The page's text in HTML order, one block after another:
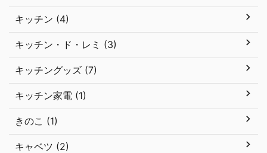
キッチン (4)
キッチン・ド・レミ (3)
キッチングッズ (7)
キッチン家電 (1)
きのこ (1)
キャベツ (2)